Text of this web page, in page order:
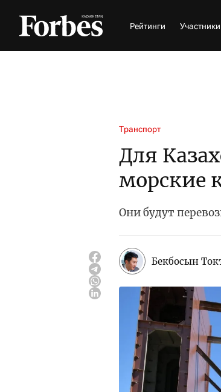
Рейтинги
Транспорт
Для
морские
Они будут
Бекбосын